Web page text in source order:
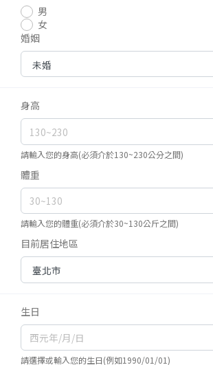
男
女
婚姻
身高
請輸入您的身高(必須介於130~230公分之間)
體重
請輸入您的體重(必須介於30~130公斤之間)
目前居住地區
生日
請選擇或輸入您的生日(例如1990/01/01)